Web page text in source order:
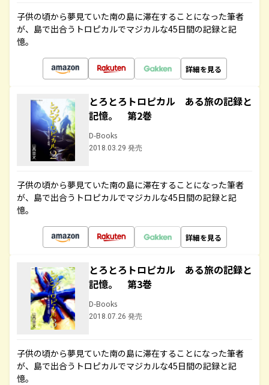
子供の頃から夢見ていた南の島に滞在することになった筆者
が、島で出合うトロピカルでマジカルな45日間の記録と記
憶。
詳細を見る
とろとろトロピカル ある旅の記録と
記憶。 第2巻
D-Books
2018.03.29 発売
子供の頃から夢見ていた南の島に滞在することになった筆者
が、島で出合うトロピカルでマジカルな45日間の記録と記
憶。
詳細を見る
とろとろトロピカル ある旅の記録と
記憶。 第3巻
D-Books
2018.07.26 発売
子供の頃から夢見ていた南の島に滞在することになった筆者
が、島で出合うトロピカルでマジカルな45日間の記録と記
憶。